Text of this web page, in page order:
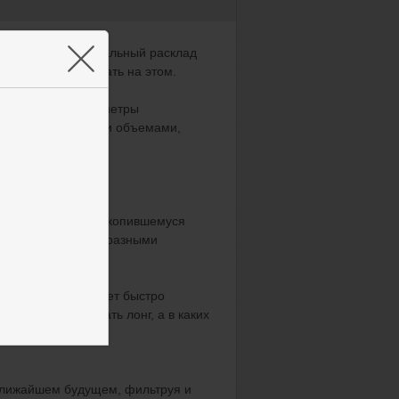
×
увидеть реальный расклад
— и заработать на этом.
параметры
и проданными объемами,
накопившемуся
минимум тремя разными
терминале и может быстро
стоит открывать лонг, а в каких
будущем, фильтруя и